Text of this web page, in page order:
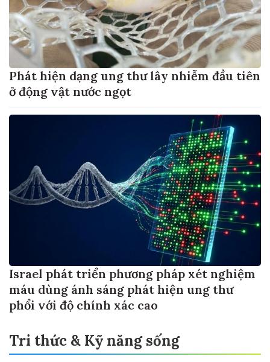
Phát hiện dạng ung thư lây nhiễm đầu tiên
ở động vật nước ngọt
Israel phát triển phương pháp xét nghiệm
máu dùng ánh sáng phát hiện ung thư
phổi với độ chính xác cao
Tri thức & Kỹ năng sống